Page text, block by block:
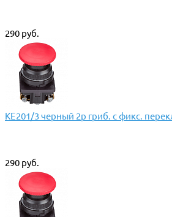
290 руб.
КЕ201/3 черный 2р гриб. с фикс.
290 руб.